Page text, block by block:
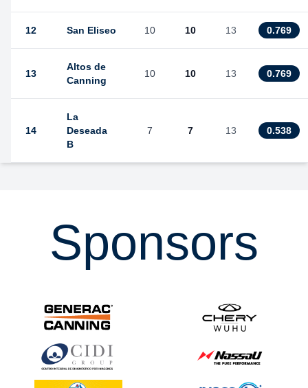
12 San Eliseo 10 10 13 0.769
13
Altos de
Canning
10 10 13 0.769
14
La
Deseada
B
7 7 13 0.538
Sponsors